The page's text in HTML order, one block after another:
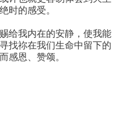
时的感受。
给我内在的安静，使我能
找祢在我们生命中留下的
感恩、赞颂。